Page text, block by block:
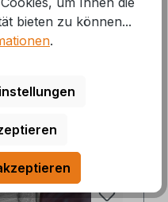
bieten zu können...
.